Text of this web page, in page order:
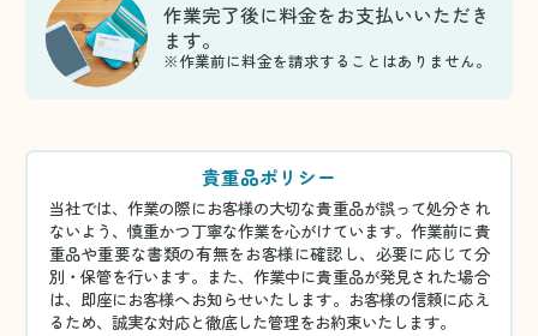
作業完了後に料金をお支払いいただき
ます。
※作業前に料金を請求することはありません。
貴重品ポリシー
当社では、作業の際にお客様の大切な貴重品が誤って処分され
ないよう、慎重かつ丁寧な作業を心がけています。作業前に貴
重品や重要な書類の有無をお客様に確認し、必要に応じて分
別・保管を行います。また、作業中に貴重品が発見された場合
は、即座にお客様へお知らせいたします。お客様の信頼に応え
るため、誠実な対応と徹底した管理をお約束いたします。